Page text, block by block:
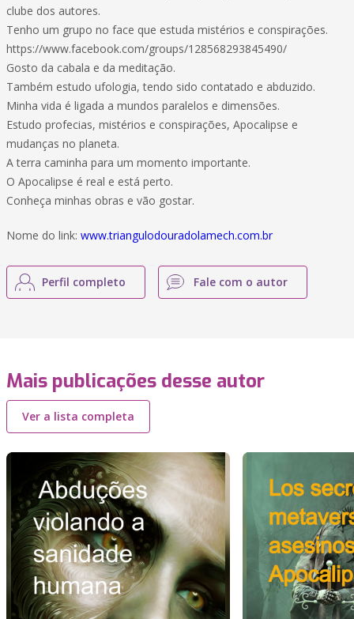
clube dos autores.
Tenho um grupo no face que estuda mistérios e conspirações.
https://www.facebook.com/groups/128568293845490/
Gosto da cabala e da meditação.
Também estudo ufologia, tendo sido contatado e abduzido.
Minha vida é ligada a mundos paralelos e dimensões.
Estudo profecias, mistérios e conspirações, Apocalipse e
mudanças no planeta.
A terra caminha para um momento importante.
O Apocalipse é real e está perto.
Conheça minhas obras e vão gostar.
Nome do link: www.triangulodouradolamech.com.br
Perfil completo Fale com o autor
Mais publicações desse autor
Ver a lista completa